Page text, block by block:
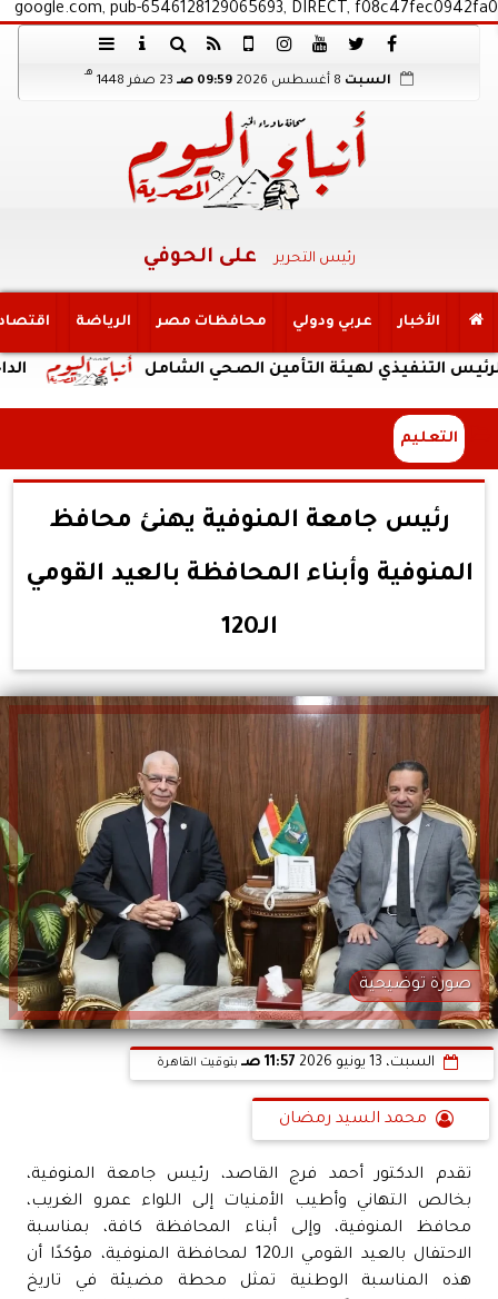
google.com, pub-6546128129065693, DIRECT, f08c47fec0942fa0
السبت 09:59 صـ 23 صفر 1448
هـ
رئيس التحرير على الحوفي
الأخبار عربي ودولي محافظات مصر الرياضة
الداخلية: لهيئة التأمين الصحي الشامل
التعليم
رئيس جامعة المنوفية يهنئ محافظ
المنوفية وأبناء المحافظة بالعيد القومي
الـ120
صورة توضيحية
السبت، 13 يونيو 2026 11:57 صـ بتوقيت القاهرة
محمد السيد رمضان
تقدم الدكتور أحمد فرج القاصد، رئيس جامعة المنوفية،
بخالص التهاني وأطيب الأمنيات إلى اللواء عمرو الغريب،
محافظ المنوفية، وإلى أبناء المحافظة كافة، بمناسبة
الاحتفال بالعيد القومي الـ120 لمحافظة المنوفية، مؤكدًا أن
هذه المناسبة الوطنية تمثل محطة مضيئة في تاريخ